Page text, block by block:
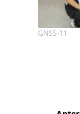
GNSS-11